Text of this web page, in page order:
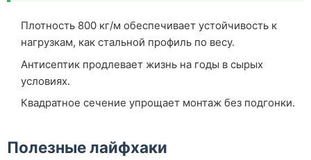
Плотность 800 кг/м обеспечивает устойчивость к
нагрузкам, как стальной профиль по весу.
Антисептик продлевает жизнь на годы в сырых
условиях.
Квадратное сечение упрощает монтаж без подгонки.
Полезные лайфхаки